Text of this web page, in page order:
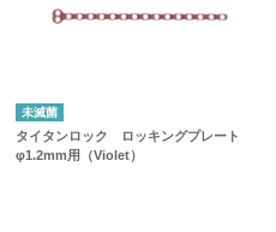
未滅菌
タイタンロック ロッキングプレート
φ1.2mm用（Violet）